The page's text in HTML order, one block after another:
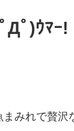
Дﾟ)ｳﾏｰ!
まみれで贅沢